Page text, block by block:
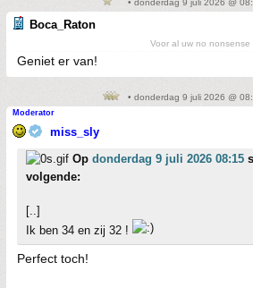
• donderdag 9 juli 2026 @
Boca_Raton
Voor al uw no nonsense
Geniet er van!
• donderdag 9 juli 2026 @
Moderator
miss_sly
Op donderdag 9 juli 2026 08:15
volgende:
[..]
Ik ben 34 en zij 32 !
Perfect toch!